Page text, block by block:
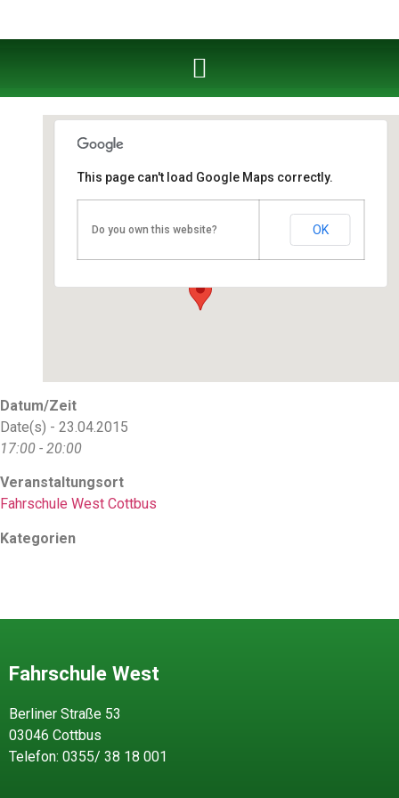
Berliner Straße 53 - Cottbus
This page can't load Google Maps correctly.
Do you own this website? OK
Datum/Zeit
Date(s) - 23.04.2015
17:00 - 20:00
Veranstaltungsort
Fahrschule West Cottbus
Kategorien
Fahrschule West
Berliner Straße 53
03046 Cottbus
Telefon: 0355/ 38 18 001